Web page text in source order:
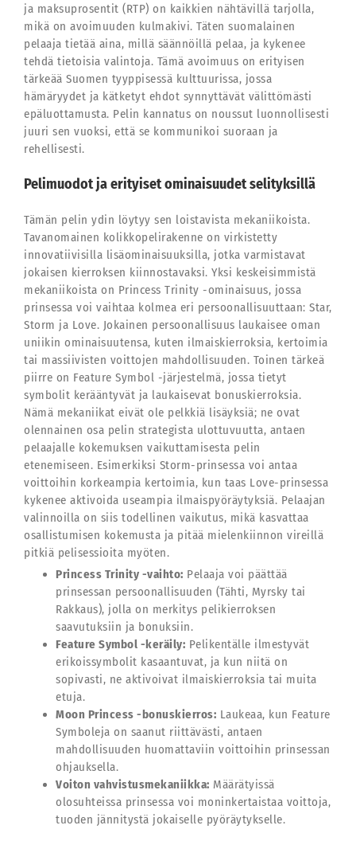
ja maksuprosentit (RTP) on kaikkien nähtävillä tarjolla,
mikä on avoimuuden kulmakivi. Täten suomalainen
pelaaja tietää aina, millä säännöillä pelaa, ja kykenee
tehdä tietoisia valintoja. Tämä avoimuus on erityisen
tärkeää Suomen tyyppisessä kulttuurissa, jossa
hämäryydet ja kätketyt ehdot synnyttävät välittömästi
epäluottamusta. Pelin kannatus on noussut luonnollisesti
juuri sen vuoksi, että se kommunikoi suoraan ja
rehellisesti.
Pelimuodot ja erityiset ominaisuudet selityksillä
Tämän pelin ydin löytyy sen loistavista mekaniikoista.
Tavanomainen kolikkopelirakenne on virkistetty
innovatiivisilla lisäominaisuuksilla, jotka varmistavat
jokaisen kierroksen kiinnostavaksi. Yksi keskeisimmistä
mekaniikoista on Princess Trinity -ominaisuus, jossa
prinsessa voi vaihtaa kolmea eri persoonallisuuttaan: Star,
Storm ja Love. Jokainen persoonallisuus laukaisee oman
uniikin ominaisuutensa, kuten ilmaiskierroksia, kertoimia
tai massiivisten voittojen mahdollisuuden. Toinen tärkeä
piirre on Feature Symbol -järjestelmä, jossa tietyt
symbolit kerääntyvät ja laukaisevat bonuskierroksia.
Nämä mekaniikat eivät ole pelkkiä lisäyksiä; ne ovat
olennainen osa pelin strategista ulottuvuutta, antaen
pelaajalle kokemuksen vaikuttamisesta pelin
etenemiseen. Esimerkiksi Storm-prinsessa voi antaa
voittoihin korkeampia kertoimia, kun taas Love-prinsessa
kykenee aktivoida useampia ilmaispyöräytyksiä. Pelaajan
valinnoilla on siis todellinen vaikutus, mikä kasvattaa
osallistumisen kokemusta ja pitää mielenkiinnon vireillä
pitkiä pelisessioita myöten.
Princess Trinity -vaihto: Pelaaja voi päättää
prinsessan persoonallisuuden (Tähti, Myrsky tai
Rakkaus), jolla on merkitys pelikierroksen
saavutuksiin ja bonuksiin.
Feature Symbol -keräily: Pelikentälle ilmestyvät
erikoissymbolit kasaantuvat, ja kun niitä on
sopivasti, ne aktivoivat ilmaiskierroksia tai muita
etuja.
Moon Princess -bonuskierros: Laukeaa, kun Feature
Symboleja on saanut riittävästi, antaen
mahdollisuuden huomattaviin voittoihin prinsessan
ohjauksella.
Voiton vahvistusmekaniikka: Määrätyissä
olosuhteissa prinsessa voi moninkertaistaa voittoja,
tuoden jännitystä jokaiselle pyöräytykselle.